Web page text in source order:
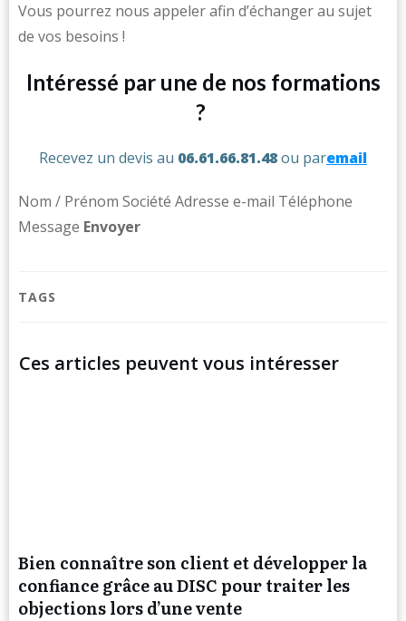
Vous pourrez nous appeler afin d’échanger au sujet
de vos besoins !
Intéressé par une de nos formations
?
Recevez un devis au 06.61.66.81.48ou paremail
Nom / Prénom Société Adresse e-mail Téléphone
Message ​ Envoyer
TAGS
Ces articles peuvent vous intéresser
Bien connaître son client et développer la
confiance grâce au DISC pour traiter les
objections lors d’une vente